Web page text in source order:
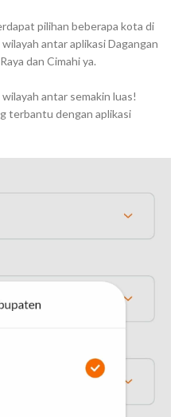
pilihan beberapa kota di
antar aplikasi Dagangan
dan Cimahi ya.
antar semakin luas!
terbantu dengan aplikasi